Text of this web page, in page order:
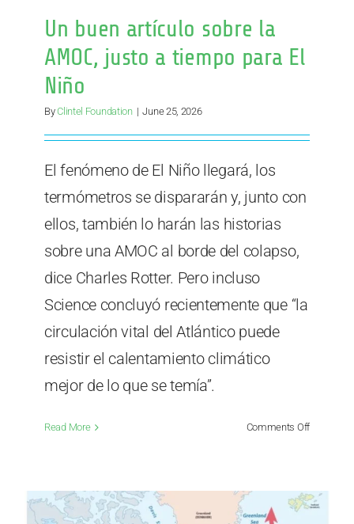
Un buen artículo sobre la
AMOC, justo a tiempo para El
Niño
ByClintel Foundation | June 25, 2026
El fenómeno de El Niño llegará, los
termómetros se dispararán y, junto con
ellos, también lo harán las historias
sobre una AMOC al borde del colapso,
dice Charles Rotter. Pero incluso
Science concluyó recientemente que “la
circulación vital del Atlántico puede
resistir el calentamiento climático
mejor de lo que se temía”.
Read More Comments Offon
sobre